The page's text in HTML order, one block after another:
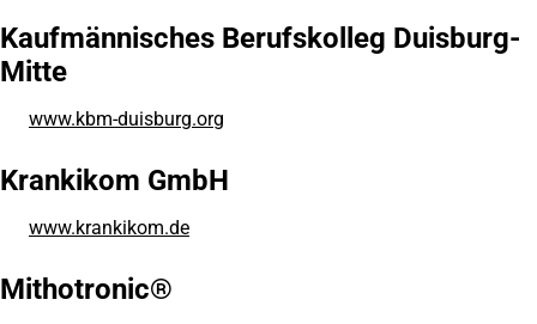
einem
neuen
Tab)
Kaufmännisches Berufskolleg Duisburg-
Mitte
www.kbm-duisburg.org
(Öffnet
einem
neuen
Krankikom GmbH
www.krankikom.de
(Öffnet
einem
neuen
Mithotronic®